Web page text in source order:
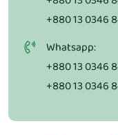
+880 13 0346
Whatsapp:
+880 13 0346
+880 13 0346